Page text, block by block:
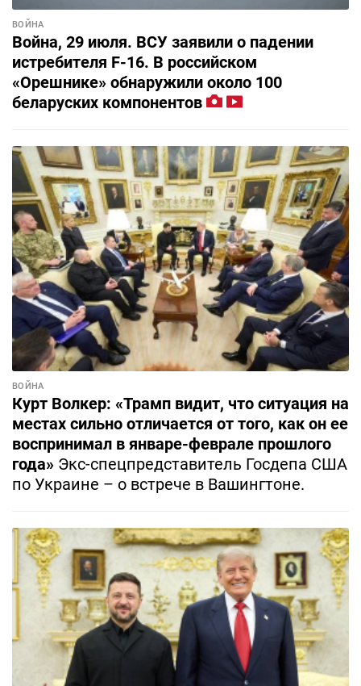
ВОЙНА
Война, 29 июля. ВСУ заявили о падении
истребителя F-16. В российском
«Орешнике» обнаружили около 100
беларуских компонентов
ВОЙНА
Курт Волкер: «Трамп видит, что ситуация на
местах сильно отличается от того, как он ее
воспринимал в январе-феврале прошлого
года» Экс-спецпредставитель Госдепа США
по Украине – о встрече в Вашингтоне.